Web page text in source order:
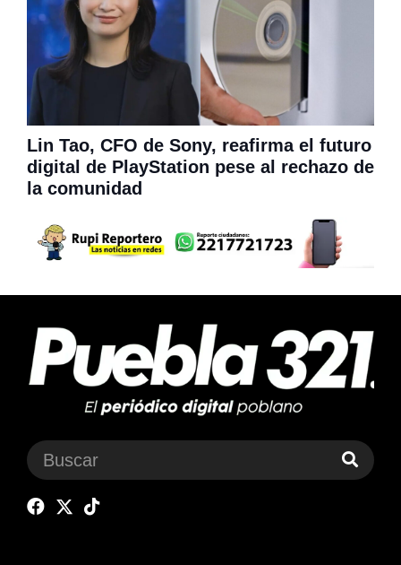
Lin Tao, CFO de Sony, reafirma el futuro
digital de PlayStation pese al rechazo de
la comunidad